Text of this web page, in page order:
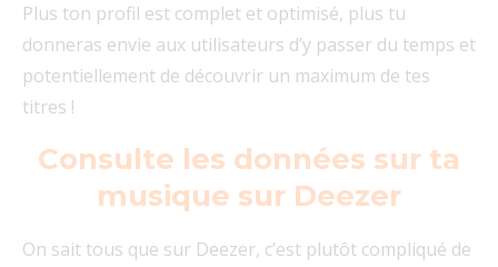
Plus ton profil est complet et optimisé, plus tu
donneras envie aux utilisateurs d’y passer du temps et
potentiellement de découvrir un maximum de tes
titres !
Consulte les données sur ta
musique sur Deezer
On sait tous que sur Deezer, c’est plutôt compliqué de